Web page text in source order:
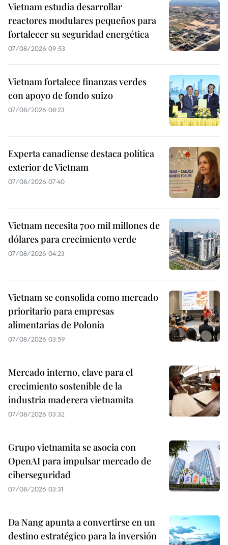
Vietnam estudia desarrollar
reactores modulares pequeños para
fortalecer su seguridad energética
07/08/2026 09:53
Vietnam fortalece finanzas verdes
con apoyo de fondo suizo
07/08/2026 08:23
Experta canadiense destaca política
exterior de Vietnam
07/08/2026 07:40
Vietnam necesita 700 mil millones de
dólares para crecimiento verde
07/08/2026 04:23
Vietnam se consolida como mercado
prioritario para empresas
alimentarias de Polonia
07/08/2026 03:59
Mercado interno, clave para el
crecimiento sostenible de la
industria maderera vietnamita
07/08/2026 03:32
Grupo vietnamita se asocia con
OpenAI para impulsar mercado de
ciberseguridad
07/08/2026 03:31
Da Nang apunta a convertirse en un
destino estratégico para la inversión